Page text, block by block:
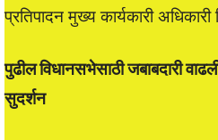
प्रतिपादन मुख्य कार्यकारी
पुढील विधानसभेसाठी जबाबदारी
सुदर्शन